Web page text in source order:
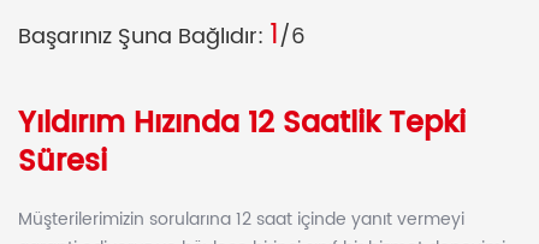
Başarınız Şuna Bağlıdır: 1/6
Yıldırım Hızında 12 Saatlik Tepki
Süresi
Müşterilerimizin sorularına 12 saat içinde yanıt vermeyi